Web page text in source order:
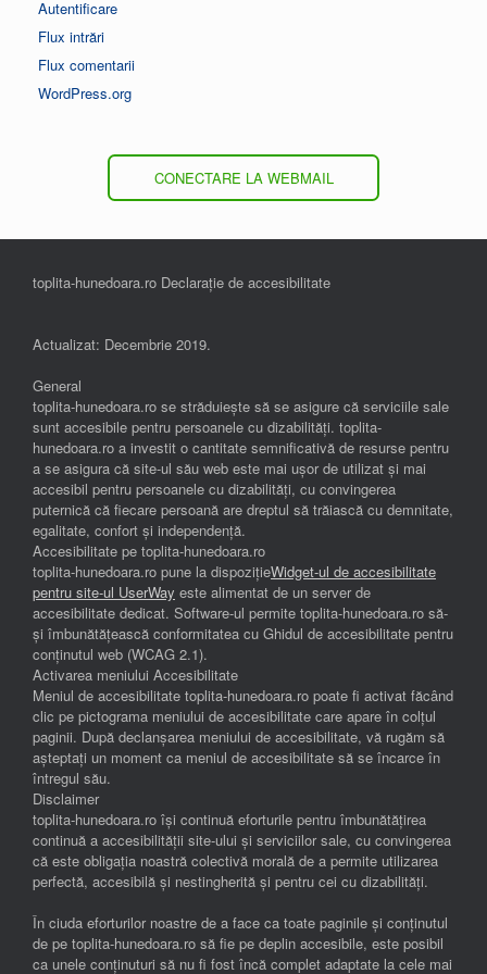
Autentificare
Flux intrări
Flux comentarii
WordPress.org
CONECTARE LA WEBMAIL
toplita-hunedoara.ro Declarație de accesibilitate
Actualizat: Decembrie 2019.
General
toplita-hunedoara.ro se străduiește să se asigure că serviciile sale
sunt accesibile pentru persoanele cu dizabilități. toplita-
hunedoara.ro a investit o cantitate semnificativă de resurse pentru
a se asigura că site-ul său web este mai ușor de utilizat și mai
accesibil pentru persoanele cu dizabilități, cu convingerea
puternică că fiecare persoană are dreptul să trăiască cu demnitate,
egalitate, confort și independenţă.
Accesibilitate pe toplita-hunedoara.ro
toplita-hunedoara.ro pune la dispozițieWidget-ul de accesibilitate
pentru site-ul UserWay este alimentat de un server de
accesibilitate dedicat. Software-ul permite toplita-hunedoara.ro să-
și îmbunătățească conformitatea cu Ghidul de accesibilitate pentru
conținutul web (WCAG 2.1).
Activarea meniului Accesibilitate
Meniul de accesibilitate toplita-hunedoara.ro poate fi activat făcând
clic pe pictograma meniului de accesibilitate care apare în colțul
paginii. După declanșarea meniului de accesibilitate, vă rugăm să
așteptați un moment ca meniul de accesibilitate să se încarce în
întregul său.
Disclaimer
toplita-hunedoara.ro își continuă eforturile pentru îmbunătățirea
continuă a accesibilității site-ului și serviciilor sale, cu convingerea
că este obligația noastră colectivă morală de a permite utilizarea
perfectă, accesibilă și nestingherită și pentru cei cu dizabilități.
În ciuda eforturilor noastre de a face ca toate paginile și conținutul
de pe toplita-hunedoara.ro să fie pe deplin accesibile, este posibil
ca unele conținuturi să nu fi fost încă complet adaptate la cele mai